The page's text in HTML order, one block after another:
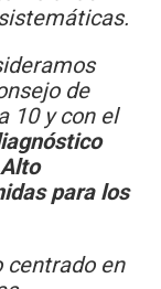
de
10 y con el
para los
centrado en